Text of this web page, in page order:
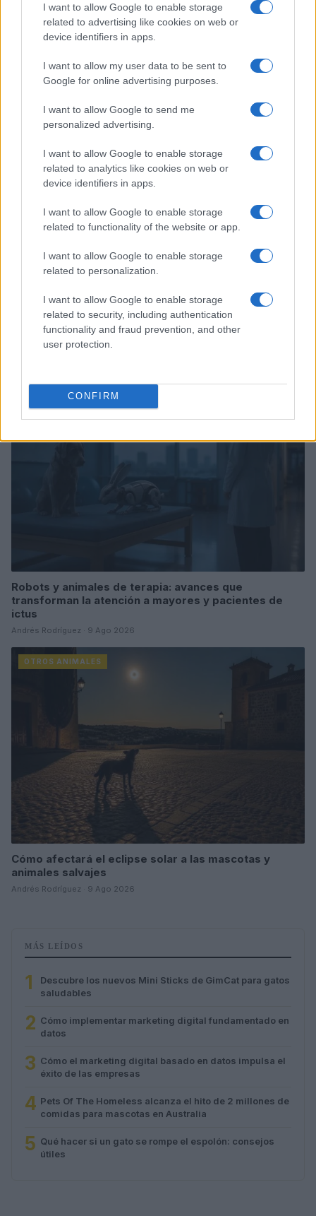
I want to allow Google to enable storage
related to advertising like cookies on web or
device identifiers in apps.
I want to allow my user data to be sent to
Google for online advertising purposes.
I want to allow Google to send me
personalized advertising.
I want to allow Google to enable storage
related to analytics like cookies on web or
device identifiers in apps.
I want to allow Google to enable storage
related to functionality of the website or app.
I want to allow Google to enable storage
related to personalization.
I want to allow Google to enable storage
related to security, including authentication
functionality and fraud prevention, and other
user protection.
CONFIRM
OTROS ANIMALES
Explorando Ibiza con niños: planes educativos y
divertidos fuera de la playa
Robots y animales de terapia: avances que
transforman la atención a mayores y pacientes de
ictus
Andrés Rodríguez · 9 Ago 2026
OTROS ANIMALES
Cómo afectará el eclipse solar a las mascotas y
animales salvajes
Andrés Rodríguez · 9 Ago 2026
MÁS LEÍDOS
1
Descubre los nuevos Mini Sticks de GimCat para gatos
saludables
2 Cómo implementar marketing digital fundamentado en
datos
3 Cómo el marketing digital basado en datos impulsa el
éxito de las empresas
4 Pets Of The Homeless alcanza el hito de 2 millones de
comidas para mascotas en Australia
5 Qué hacer si un gato se rompe el espolón: consejos
útiles